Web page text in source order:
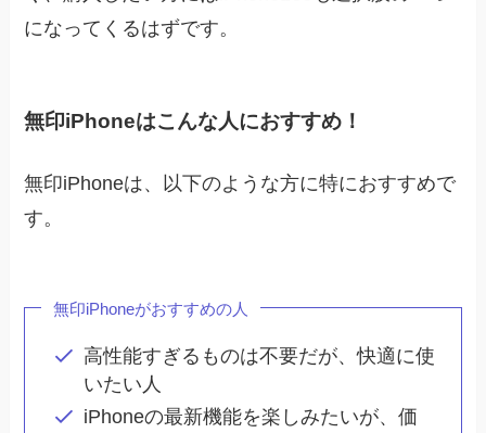
になってくるはずです。
無印iPhoneはこんな人におすすめ！
無印iPhoneは、以下のような方に特におすすめで
す。
無印iPhoneがおすすめの人
高性能すぎるものは不要だが、快適に使
いたい人
iPhoneの最新機能を楽しみたいが、価